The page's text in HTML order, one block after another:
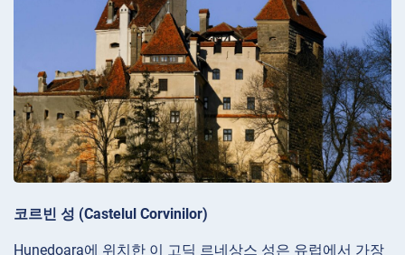
코르빈 성 (Castelul Corvinilor)
Hunedoara에 위치한 이 고딕 르네상스 성은 유럽에서 가장